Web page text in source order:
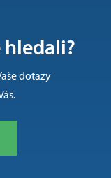
hledali?
dotazy